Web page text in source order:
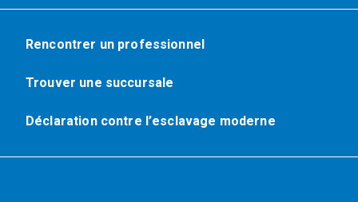
Rencontrer un professionnel
Trouver une succursale
Déclaration contre l’esclavage moderne